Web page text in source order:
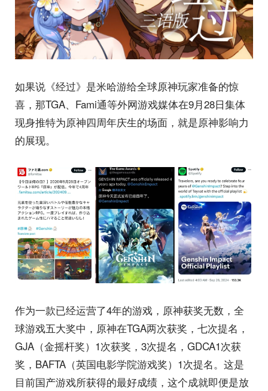
如果说《经过》是米哈游给全球原神玩家准备的惊
喜，那TGA、Fami通等外网游戏媒体在9月28日集体
现身推特为原神四周年庆生的场面，就是原神影响力
的展现。
作为一款已经运营了4年的游戏，原神获奖无数，全
球游戏五大奖中，原神在TGA两次获奖，七次提名，
GJA（金摇杆奖）1次获奖，3次提名，GDCA1次获
奖，BAFTA（英国电影学院游戏奖）1次提名。这是
目前国产游戏所获得的最好成绩，这个成就即便是放